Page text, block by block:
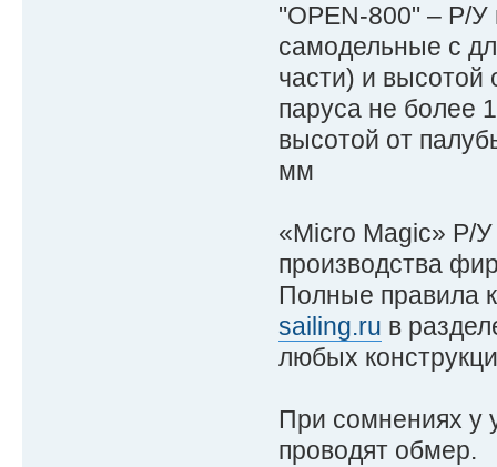
"OPEN-800" – Р/У
самодельные с
части) и высотой
паруса не более
высотой от
мм
«Micro Magic» Р/
производства
Полные правила
sailing.ru в
любых
При сомнениях у
проводят обмер.